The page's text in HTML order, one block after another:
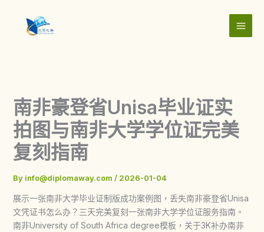
content
南非豪登省Unisa毕业证实
拍图与南非大学学位证完美
复刻指南
By info@diplomaway.com / 2026-01-04
展示一张南非大学毕业证制版成功案例图，丢失南非豪登省Unisa
文凭证书怎么办？三天完美复刻一张南非大学学位证服务指南。
南非University of South Africa degree模板，关于3K补办南非